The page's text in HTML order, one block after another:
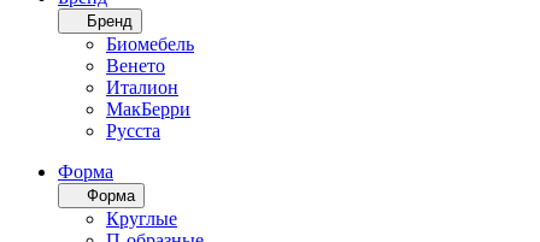
Бренд
Биомебель
Венето
Италион
МакБерри
Русста
Форма
Форма
Круглые